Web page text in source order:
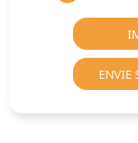
ENVIE